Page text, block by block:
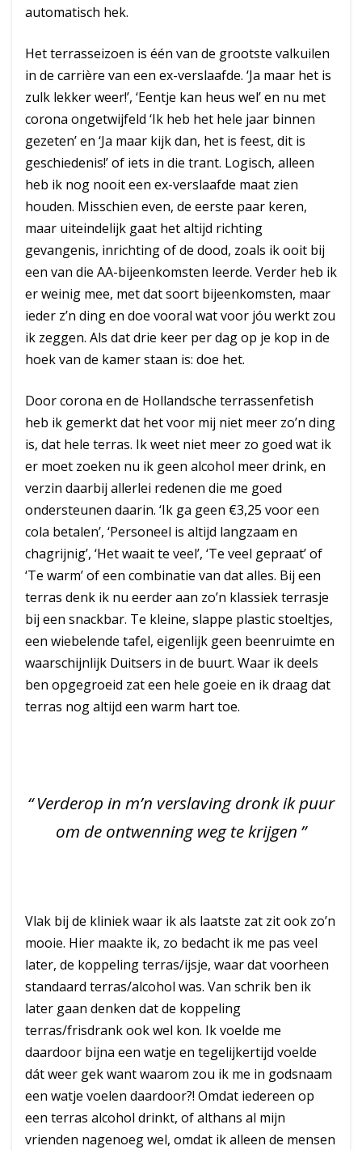
automatisch hek.
Het terrasseizoen is één van de grootste valkuilen
in de carrière van een ex-verslaafde. ‘Ja maar het is
zulk lekker weer!’, ‘Eentje kan heus wel’ en nu met
corona ongetwijfeld ‘Ik heb het hele jaar binnen
gezeten’ en ‘Ja maar kijk dan, het is feest, dit is
geschiedenis!’ of iets in die trant. Logisch, alleen
heb ik nog nooit een ex-verslaafde maat zien
houden. Misschien even, de eerste paar keren,
maar uiteindelijk gaat het altijd richting
gevangenis, inrichting of de dood, zoals ik ooit bij
een van die AA-bijeenkomsten leerde. Verder heb ik
er weinig mee, met dat soort bijeenkomsten, maar
ieder z’n ding en doe vooral wat voor jóu werkt zou
ik zeggen. Als dat drie keer per dag op je kop in de
hoek van de kamer staan is: doe het.
Door corona en de Hollandsche terrassenfetish
heb ik gemerkt dat het voor mij niet meer zo’n ding
is, dat hele terras. Ik weet niet meer zo goed wat ik
er moet zoeken nu ik geen alcohol meer drink, en
verzin daarbij allerlei redenen die me goed
ondersteunen daarin. ‘Ik ga geen €3,25 voor een
cola betalen’, ‘Personeel is altijd langzaam en
chagrijnig’, ‘Het waait te veel’, ‘Te veel gepraat’ of
‘Te warm’ of een combinatie van dat alles. Bij een
terras denk ik nu eerder aan zo’n klassiek terrasje
bij een snackbar. Te kleine, slappe plastic stoeltjes,
een wiebelende tafel, eigenlijk geen beenruimte en
waarschijnlijk Duitsers in de buurt. Waar ik deels
ben opgegroeid zat een hele goeie en ik draag dat
terras nog altijd een warm hart toe.
Verderop in m’n verslaving dronk ik puur
om de ontwenning weg te krijgen
Vlak bij de kliniek waar ik als laatste zat zit ook zo’n
mooie. Hier maakte ik, zo bedacht ik me pas veel
later, de koppeling terras/ijsje, waar dat voorheen
standaard terras/alcohol was. Van schrik ben ik
later gaan denken dat de koppeling
terras/frisdrank ook wel kon. Ik voelde me
daardoor bijna een watje en tegelijkertijd voelde
dát weer gek want waarom zou ik me in godsnaam
een watje voelen daardoor?! Omdat iedereen op
een terras alcohol drinkt, of althans al mijn
vrienden nagenoeg wel, omdat ik alleen de mensen